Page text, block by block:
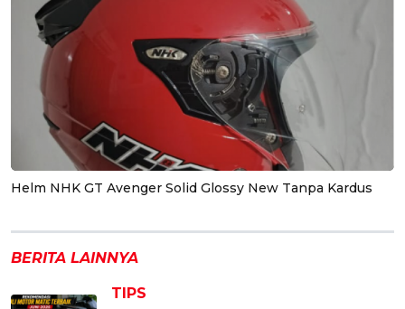
Helm NHK GT Avenger Solid Glossy New Tanpa Kardus
BERITA LAINNYA
TIPS